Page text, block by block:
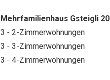
Mehrfamilienhaus Gsteigli 20
3 - 2-Zimmerwohnungen
3 - 3-Zimmerwohnungen
3 - 4-Zimmerwohnungen